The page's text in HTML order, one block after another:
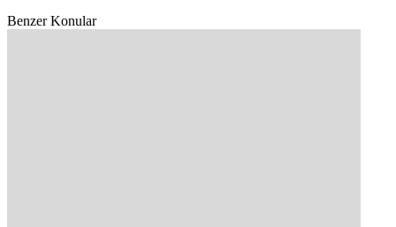
Benzer Konular